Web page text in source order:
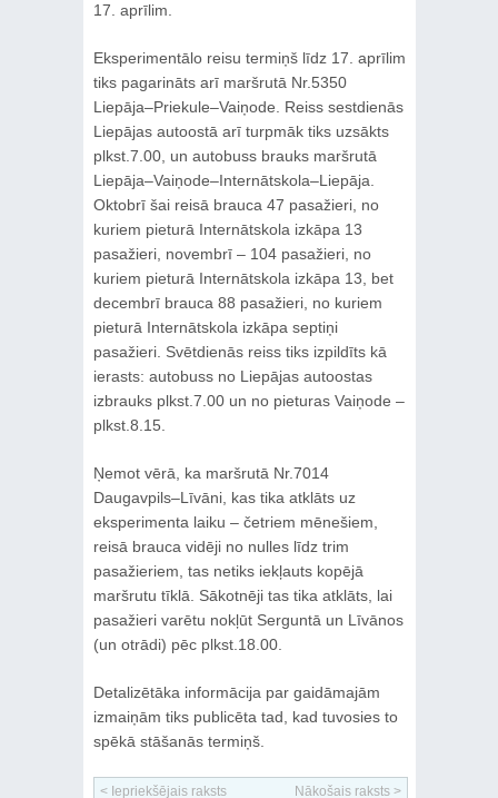
17. aprīlim.
Eksperimentālo reisu termiņš līdz 17. aprīlim
tiks pagarināts arī maršrutā Nr.5350
Liepāja–Priekule–Vaiņode. Reiss sestdienās
Liepājas autoostā arī turpmāk tiks uzsākts
plkst.7.00, un autobuss brauks maršrutā
Liepāja–Vaiņode–Internātskola–Liepāja.
Oktobrī šai reisā brauca 47 pasažieri, no
kuriem pieturā Internātskola izkāpa 13
pasažieri, novembrī – 104 pasažieri, no
kuriem pieturā Internātskola izkāpa 13, bet
decembrī brauca 88 pasažieri, no kuriem
pieturā Internātskola izkāpa septiņi
pasažieri. Svētdienās reiss tiks izpildīts kā
ierasts: autobuss no Liepājas autoostas
izbrauks plkst.7.00 un no pieturas Vaiņode –
plkst.8.15.
Ņemot vērā, ka maršrutā Nr.7014
Daugavpils–Līvāni, kas tika atklāts uz
eksperimenta laiku – četriem mēnešiem,
reisā brauca vidēji no nulles līdz trim
pasažieriem, tas netiks iekļauts kopējā
maršrutu tīklā. Sākotnēji tas tika atklāts, lai
pasažieri varētu nokļūt Serguntā un Līvānos
(un otrādi) pēc plkst.18.00.
Detalizētāka informācija par gaidāmajām
izmaiņām tiks publicēta tad, kad tuvosies to
spēkā stāšanās termiņš.
< Iepriekšējais raksts Nākošais raksts >